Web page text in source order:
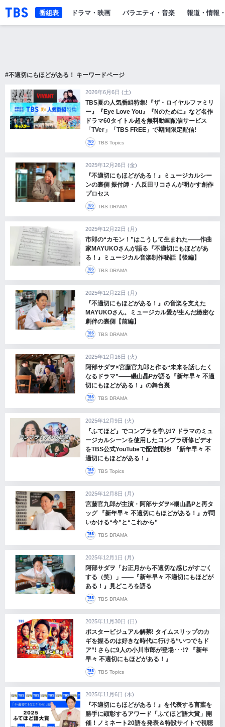
「TBSテレビ」トップページ
ドラマ・映画 バラエティ・音楽 報道・情報
番組表
#不適切にもほどがある！ キーワードページ
2026年6月6日 (土)
TBS夏の人気番組特集!『ザ・ロイヤルファミリ
ー』『Eye Love You』『Nのために』など名作
ドラマ60タイトル超を無料動画配信サービス
「TVer」「TBS FREE」で期間限定配信!
TBS Topics
2025年12月26日 (金)
『不適切にもほどがある！』ミュージカルシー
ンの裏側 振付師・八反田リコさんが明かす創作
プロセス
TBS DRAMA
2025年12月22日 (月)
市郎の“カモン！”はこうして生まれた――作曲
家MAYUKOさんが語る『不適切にもほどがあ
る！』ミュージカル音楽制作秘話【後編】
TBS DRAMA
2025年12月22日 (月)
『不適切にもほどがある！』の音楽を支えた
MAYUKOさん。ミュージカル愛が生んだ緻密な
劇伴の裏側【前編】
TBS DRAMA
2025年12月16日 (火)
阿部サダヲ×宮藤官九郎と作る“未来を話したく
なるドラマ”――磯山晶Pが語る『新年早々 不適
切にもほどがある！』の舞台裏
TBS DRAMA
2025年12月9日 (火)
『ふてほど』でコンプラを学ぶ!? ドラマのミュ
ージカルシーンを使用したコンプラ研修ビデオ
をTBS公式YouTubeで配信開始! 『新年早々 不
適切にもほどがある！』
TBS Topics
2025年12月8日 (月)
宮藤官九郎が主演・阿部サダヲ×磯山晶Pと再タ
ッグ 『新年早々 不適切にもほどがある！』が問
いかける“今”と“これから”
TBS DRAMA
2025年12月1日 (月)
阿部サダヲ「お正月から不適切な感じがすごく
する（笑）」――『新年早々 不適切にもほどが
ある！』見どころを語る
TBS DRAMA
2025年11月30日 (日)
ポスタービジュアル解禁! タイムスリップのカ
ギを握るのは好きな時代に行ける“いつでもド
ア”! さらに9人の小川市郎が登場･･･!? 『新年
早々 不適切にもほどがある！』
TBS Topics
2025年11月6日 (木)
『不適切にもほどがある！』を代表する言葉を
勝手に顕彰するアワード「ふてほど語大賞」開
催！ノミネート20語を発表＆特設サイトで視聴